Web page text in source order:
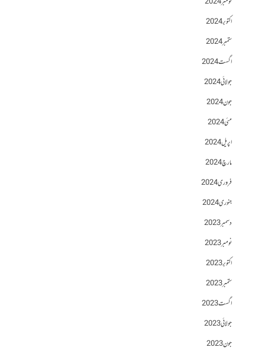
اکتوبر 2024
ستمبر 2024
اگست 2024
جولائی 2024
جون 2024
مئی 2024
اپریل 2024
مارچ 2024
فروری 2024
جنوری 2024
دسمبر 2023
نومبر 2023
اکتوبر 2023
ستمبر 2023
اگست 2023
جولائی 2023
جون 2023